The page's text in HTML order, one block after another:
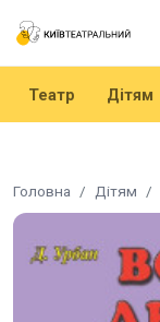
Театр Дітям
Головна Дітям